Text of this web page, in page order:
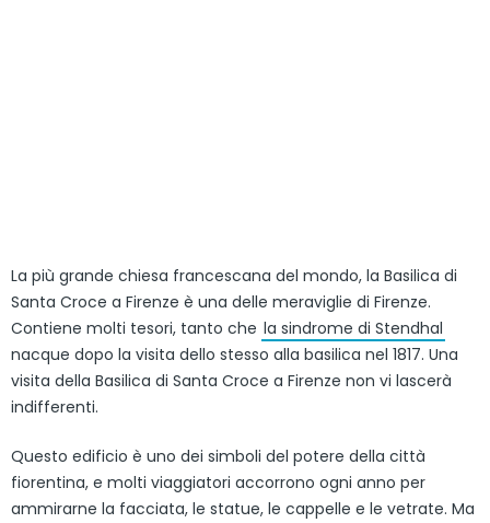
La più grande chiesa francescana del mondo, la Basilica di
Santa Croce a Firenze è una delle meraviglie di Firenze.
Contiene molti tesori, tanto che la sindrome di Stendhal
nacque dopo la visita dello stesso alla basilica nel 1817. Una
visita della Basilica di Santa Croce a Firenze non vi lascerà
indifferenti.
Questo edificio è uno dei simboli del potere della città
fiorentina, e molti viaggiatori accorrono ogni anno per
ammirarne la facciata, le statue, le cappelle e le vetrate. Ma